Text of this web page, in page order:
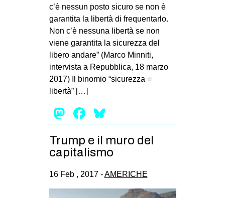
MOVIMENTI
AMBIENTE
ANTIFASCISMO
DIRITTO ALL’ABITARE
GENERI
PRECARIATO
STUDENTI
c’è nessun posto sicuro se non è
garantita la libertà di frequentarlo.
Non c’è nessuna libertà se non
viene garantita la sicurezza del
libero andare” (Marco Minniti,
intervista a Repubblica, 18 marzo
2017) Il binomio “sicurezza =
libertà” […]
Mastodon
Facebook
Trump e il muro del
capitalismo
16 Feb , 2017 -AMERICHE